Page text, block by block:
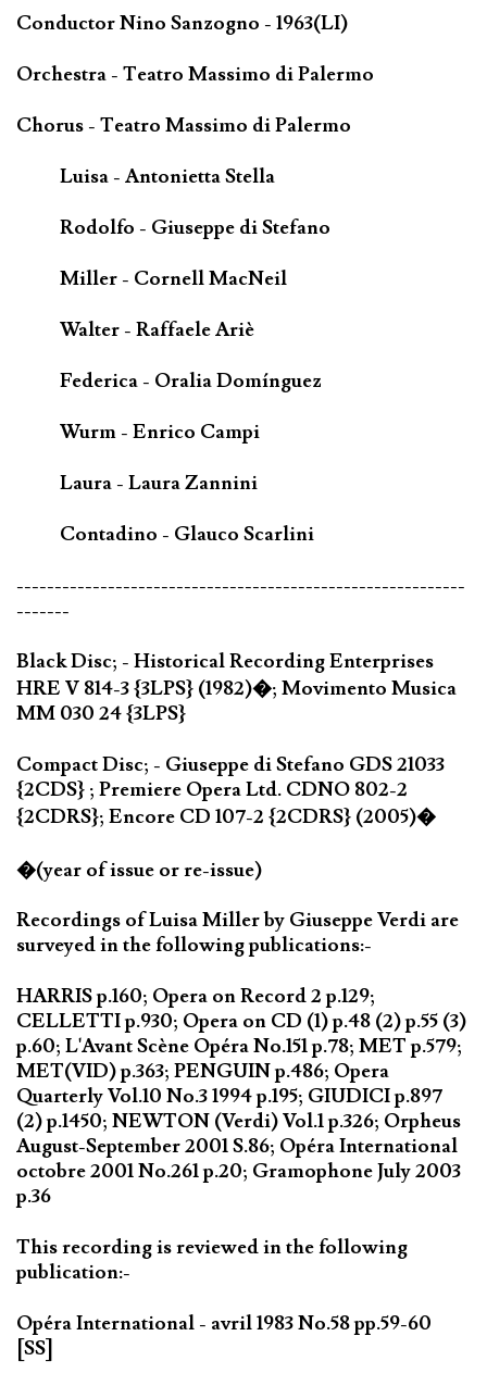
Conductor Nino Sanzogno - 1963(LI)
Orchestra - Teatro Massimo di Palermo
Chorus - Teatro Massimo di Palermo
Luisa - Antonietta Stella
Rodolfo - Giuseppe di Stefano
Miller - Cornell MacNeil
Walter - Raffaele Ariè
Federica - Oralia Domínguez
Wurm - Enrico Campi
Laura - Laura Zannini
Contadino - Glauco Scarlini
-----------------------------------------------------------
-------
Black Disc; - Historical Recording Enterprises
HRE V 814-3 {3LPS} (1982)�; Movimento Musica
MM 030 24 {3LPS}
Compact Disc; - Giuseppe di Stefano GDS 21033
{2CDS} ; Premiere Opera Ltd. CDNO 802-2
{2CDRS}; Encore CD 107-2 {2CDRS} (2005)�
�(year of issue or re-issue)
Recordings of Luisa Miller by Giuseppe Verdi are
surveyed in the following publications:-
HARRIS p.160; Opera on Record 2 p.129;
CELLETTI p.930; Opera on CD (1) p.48 (2) p.55 (3)
p.60; L'Avant Scène Opéra No.151 p.78; MET p.579;
MET(VID) p.363; PENGUIN p.486; Opera
Quarterly Vol.10 No.3 1994 p.195; GIUDICI p.897
(2) p.1450; NEWTON (Verdi) Vol.1 p.326; Orpheus
August-September 2001 S.86; Opéra International
octobre 2001 No.261 p.20; Gramophone July 2003
p.36
This recording is reviewed in the following
publication:-
Opéra International - avril 1983 No.58 pp.59-60
[SS]